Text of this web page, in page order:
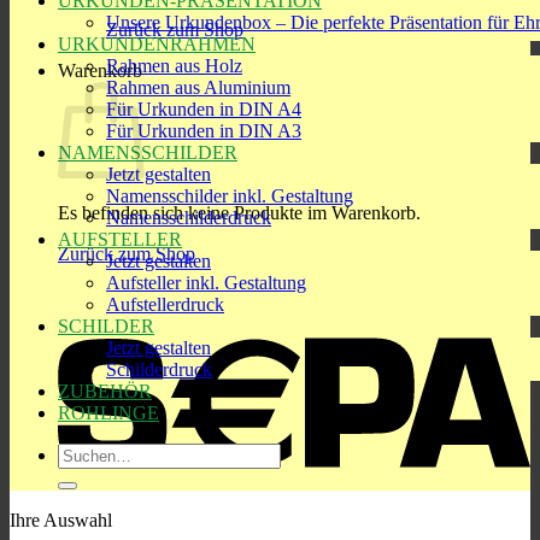
Zurück zum Shop
Warenkorb
Es befinden sich keine Produkte im Warenkorb.
Zurück zum Shop
Unsere Urkundenbox – Die perfekte Präsentation für
URKUNDENRAHMEN
Rahmen aus Holz
Rahmen aus Aluminium
Für Urkunden in DIN A4
Für Urkunden in DIN A3
NAMENSSCHILDER
Jetzt gestalten
Namensschilder inkl. Gestaltung
Namensschilderdruck
AUFSTELLER
Jetzt gestalten
Aufsteller inkl. Gestaltung
Aufstellerdruck
SCHILDER
Jetzt gestalten
Schilderdruck
ZUBEHÖR
ROHLINGE
Suchen
nach:
Ihre Auswahl